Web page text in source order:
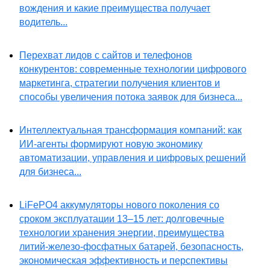
вождения и какие преимущества получает
водитель...
Перехват лидов с сайтов и телефонов
конкурентов: современные технологии цифрового
маркетинга, стратегии получения клиентов и
способы увеличения потока заявок для бизнеса...
Интеллектуальная трансформация компаний: как
ИИ-агенты формируют новую экономику
автоматизации, управления и цифровых решений
для бизнеса...
LiFePO4 аккумуляторы нового поколения со
сроком эксплуатации 13–15 лет: долговечные
технологии хранения энергии, преимущества
литий-железо-фосфатных батарей, безопасность,
экономическая эффективность и перспективы